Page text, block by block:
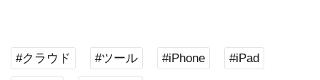
#クラウド #ツール #iPhone #iPad